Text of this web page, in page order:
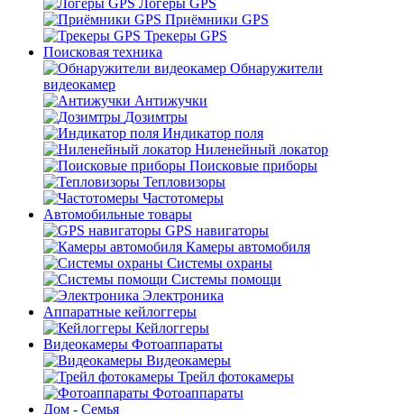
Логеры GPS
Приёмники GPS
Трекеры GPS
Поисковая техника
Обнаружители
видеокамер
Антижучки
Дозимтры
Индикатор поля
Ниленейный локатор
Поисковые приборы
Тепловизоры
Частотомеры
Автомобильные товары
GPS навигаторы
Камеры автомобиля
Системы охраны
Системы помощи
Электроника
Аппаратные кейлоггеры
Кейлоггеры
Видеокамеры Фотоаппараты
Видеокамеры
Трейл фотокамеры
Фотоаппараты
Дом - Семья